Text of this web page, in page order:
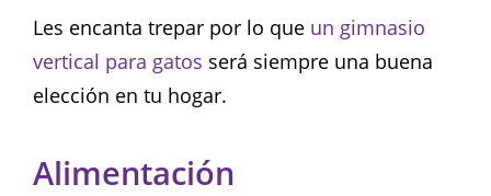
Les encanta trepar por lo que un gimnasio
vertical para gatos será siempre una buena
elección en tu hogar.
Alimentación